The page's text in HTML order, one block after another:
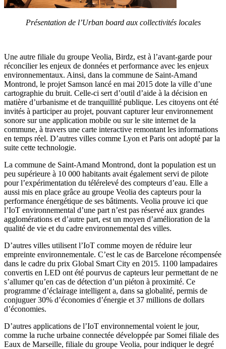
Présentation de l’Urban board aux collectivités locales
Une autre filiale du groupe Veolia, Birdz, est à l’avant-garde pour
réconcilier les enjeux de données et performance avec les enjeux
environnementaux. Ainsi, dans la commune de Saint-Amand
Montrond, le projet Samson lancé en mai 2015 dote la ville d’une
cartographie du bruit. Celle-ci sert d’outil d’aide à la décision en
matière d’urbanisme et de tranquillité publique. Les citoyens ont été
invités à participer au projet, pouvant capturer leur environnement
sonore sur une application mobile ou sur le site internet de la
commune, à travers une carte interactive remontant les informations
en temps réel. D’autres villes comme Lyon et Paris ont adopté par la
suite cette technologie.
La commune de Saint-Amand Montrond, dont la population est un
peu supérieure à 10 000 habitants avait également servi de pilote
pour l’expérimentation du télérelevé des compteurs d’eau. Elle a
aussi mis en place grâce au groupe Veolia des capteurs pour la
performance énergétique de ses bâtiments. Veolia prouve ici que
l’IoT environnemental d’une part n’est pas réservé aux grandes
agglomérations et d’autre part, est un moyen d’amélioration de la
qualité de vie et du cadre environnemental des villes.
D’autres villes utilisent l’IoT comme moyen de réduire leur
empreinte environnementale. C’est le cas de Barcelone récompensée
dans le cadre du prix Global Smart City en 2015. 1100 lampadaires
convertis en LED ont été pourvus de capteurs leur permettant de ne
s’allumer qu’en cas de détection d’un piéton à proximité. Ce
programme d’éclairage intelligent a, dans sa globalité, permis de
conjuguer 30% d’économies d’énergie et 37 millions de dollars
d’économies.
D’autres applications de l’IoT environnemental voient le jour,
comme la ruche urbaine connectée développée par Somei filiale des
Eaux de Marseille, filiale du groupe Veolia, pour indiquer le degré